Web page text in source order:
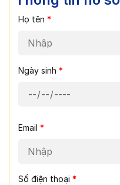
Họ tên *
Ngày sinh *
Email *
Số điện thoại *